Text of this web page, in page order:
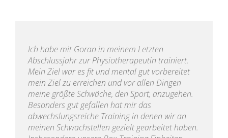
Ich habe mit Goran in meinem Letzten
Abschlussjahr zur Physiotherapeutin trainiert.
Mein Ziel war es fit und mental gut vorbereitet
mein Ziel zu erreichen und vor allen Dingen
meine größte Schwäche, den Sport, anzugehen.
Besonders gut gefallen hat mir das
abwechslungsreiche Training in denen wir an
meinen Schwachstellen gezielt gearbeitet haben.